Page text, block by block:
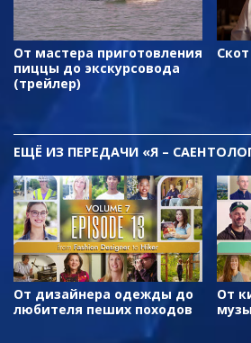
От мастера приготовления
пиццы до экскурсовода
(трейлер)
ЕЩЁ ИЗ ПЕРЕДАЧИ «Я –
От дизайнера одежды до
любителя пеших походов
От